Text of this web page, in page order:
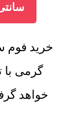
سانتی 700 گرمی به سبد
گرمی
خواهد